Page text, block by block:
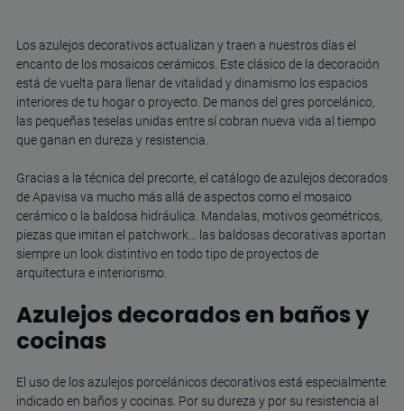
Los azulejos decorativos actualizan y traen a nuestros días el
encanto de los mosaicos cerámicos. Este clásico de la decoración
está de vuelta para llenar de vitalidad y dinamismo los espacios
interiores de tu hogar o proyecto. De manos del gres porcelánico,
las pequeñas teselas unidas entre sí cobran nueva vida al tiempo
que ganan en dureza y resistencia.
Gracias a la técnica del precorte, el catálogo de azulejos decorados
de Apavisa va mucho más allá de aspectos como el mosaico
cerámico o la baldosa hidráulica. Mandalas, motivos geométricos,
piezas que imitan el patchwork… las baldosas decorativas aportan
siempre un look distintivo en todo tipo de proyectos de
arquitectura e interiorismo.
Azulejos decorados en baños y
cocinas
El uso de los azulejos porcelánicos decorativos está especialmente
indicado en baños y cocinas. Por su dureza y por su resistencia al